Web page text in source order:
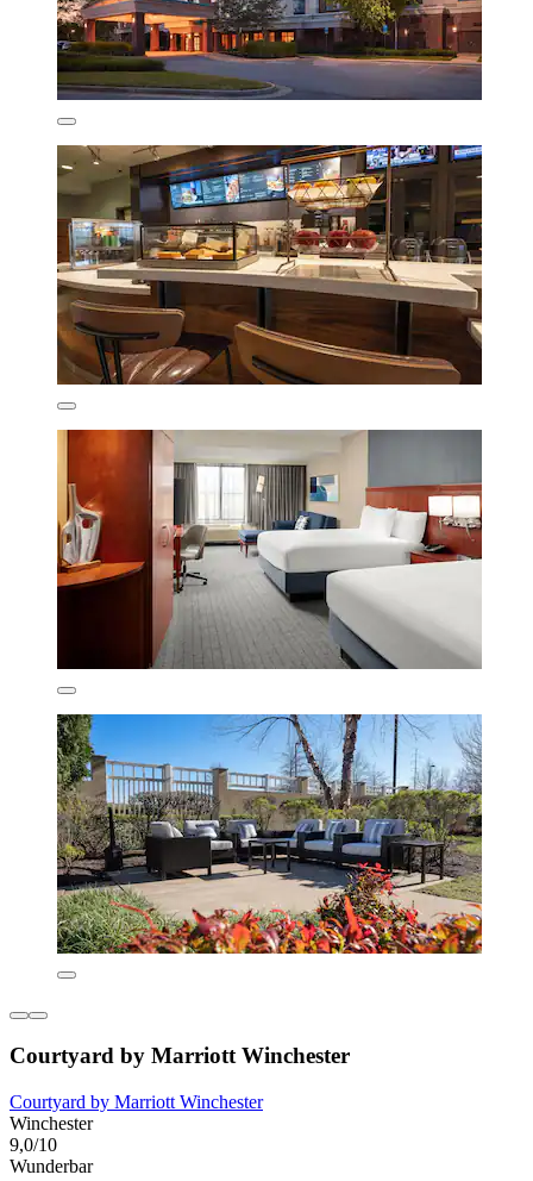
Courtyard by Marriott Winchester
Courtyard by Marriott Winchester
Winchester
9,0/10
Wunderbar